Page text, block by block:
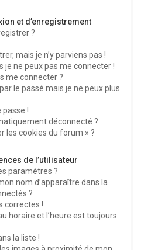
et d’enregistrement
?
mais je n’y parviens pas !
je ne peux pas me connecter !
me connecter ?
le passé mais je ne peux plus
passe !
déconnecté ?
les cookies du forum » ?
de l’utilisateur
paramètres ?
nom d’apparaître dans la
?
correctes !
horaire et l’heure est toujours
la liste !